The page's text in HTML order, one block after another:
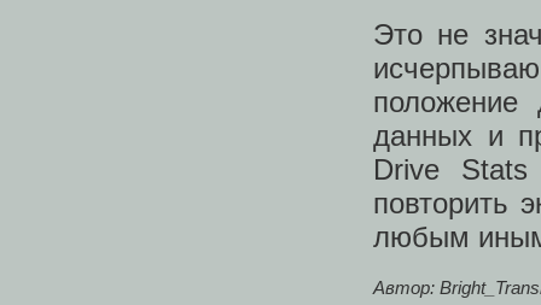
Это не
положение
данных и
Drive
повторить
любым
Автор: